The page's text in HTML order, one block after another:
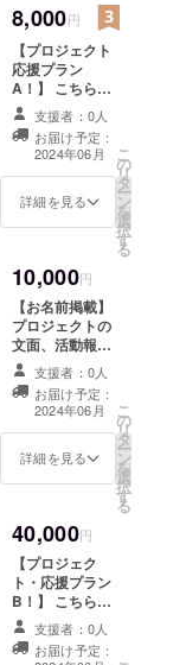
らに発展さ
せていける
のは、この
国の若い世
代であると
思っており
ます。
その子供た
ちを、私た
りよい環境
へと連れて
行くのが、
発展への第
一歩かと考
えておりま
す。
まだまだ信
うな実績な
どはないで
すが、日本
や若者の未
来を想う志
8,000円
【プロジェクト
応援プラン
A！】 こちらは
リターンを求め
ない人向けの支
援枠になりま
す！ リターンに
必要なコストが
かからないの
クトに使えま
す！ お礼のメー
ルはお送りさせ
ていただきまし
て、活動内容
や、SNSの更新
などありました
ら随時メールに
てお送りさせて
いただきます！
・送信期間：
2024年5月〜
信回数：上記期
間内に10回以上
※このリターンは
40,000円、
80,000円のリ
ターンと同一の
内容になりま
す。
支援者：0人
お届け予定：
2024年06月
詳細を見る
こ
の
リ
タ
ー
ン
を
選
択
す
る
10,000円
【お名前掲載】
プロジェクトの
文面、活動報告
に支援者様のお
名前（ニック
ネーム）を掲載
します。 ・掲載
期間：プロジェ
クト募集期間～
終了から1か月間
バナーの掲載は
不可 ・掲載サイ
ズ：小 ・支援
時、必ず備考欄
に希望されるお
名前をご記入く
ださい。 ・お礼
支援者：0人
お届け予定：
2024年06月
詳細を見る
こ
の
リ
タ
ー
ン
を
選
択
す
る
40,000円
【プロジェク
ト・応援プラン
B！】 こちらは
リターンを求め
ない人向けの支
援枠になりま
支援者：0人
お届け予定：